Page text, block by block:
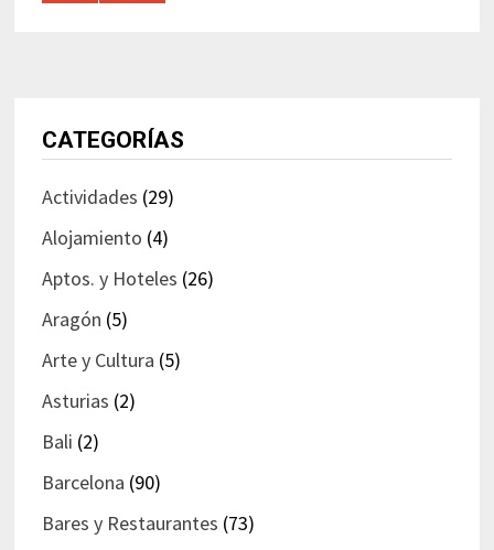
CATEGORÍAS
Actividades (29)
Alojamiento (4)
Aptos. y Hoteles (26)
Aragón (5)
Arte y Cultura (5)
Asturias (2)
Bali (2)
Barcelona (90)
Bares y Restaurantes (73)